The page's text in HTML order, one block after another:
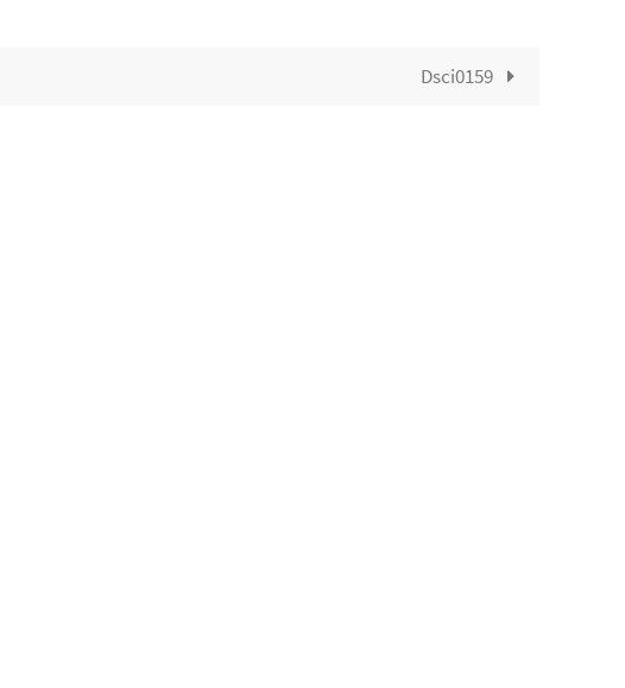
Dsci0159